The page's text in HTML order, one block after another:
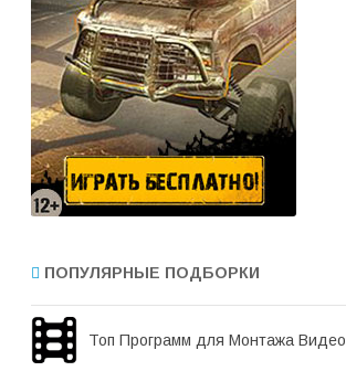
ПОПУЛЯРНЫЕ ПОДБОРКИ
Топ Программ для Монтажа Видео